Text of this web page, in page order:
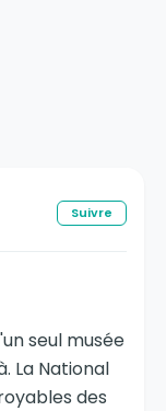
Suivre
seul musée
La National
des